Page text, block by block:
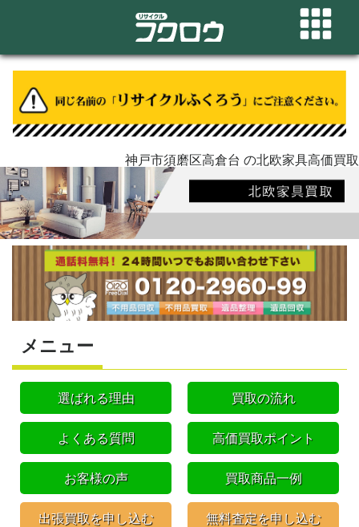
神戸市須磨区高倉台 の北欧家具高価買取
メニュー
選ばれる理由 買取の流れ
よくある質問 高価買取ポイント
お客様の声 買取商品一例
出張買取を申し込む 無料査定を申し込む